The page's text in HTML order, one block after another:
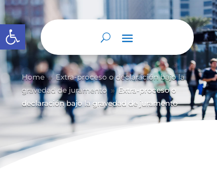
Abrir barra de herramientas
Home 9 Extra-proceso o declaración bajo la
gravedad de juramento 9 Extra-proceso o
declaración bajo la gravedad de juramento